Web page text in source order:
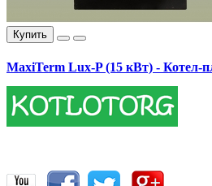
Купить
MaxiTerm Lux-P (15 кВт) - Котел-
17400.00 грн.